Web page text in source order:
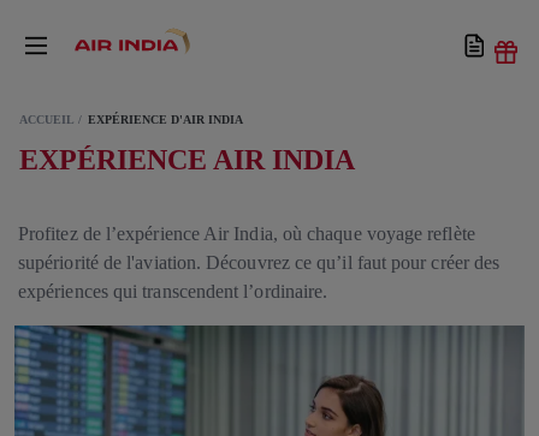
ACCUEIL EXPÉRIENCE D'AIR INDIA
EXPÉRIENCE AIR INDIA
Profitez de l’expérience Air India, où chaque voyage reflète
supériorité de l'aviation. Découvrez ce qu’il faut pour créer des
expériences qui transcendent l’ordinaire.